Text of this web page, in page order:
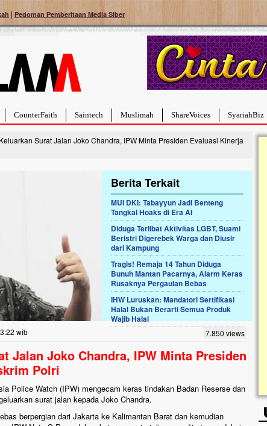
| Pedoman Pemberitaan Media Siber
CounterFaith Saintech Muslimah ShareVoices SyariahBiz
Surat Jalan Joko Chandra, IPW Minta Presiden Evaluasi Kinerja
Berita Terkait
MUI DKI: Tabayyun Jadi Benteng
Tangkal Hoaks di Era AI
Diduga Terlibat Aktivitas LGBT, Suami
Beristri Digerebek Warga dan Diusir
dari Kampung
Tragis! Remaja 14 Tahun Diduga
Bunuh Mantan Pacarnya, Alarm Keras
Rusaknya Pergaulan Bebas
IHW Luruskan: Mandatori Sertifikasi
Halal Bukan Berarti Semua Produk
Wajib Halal
wib 7.850 views
Jalan Joko Chandra, IPW Minta Presiden
Polri
Police Watch (IPW) mengecam keras tindakan Badan Reserse dan
surat jalan kepada Joko Chandra.
berpergian dari Jakarta ke Kalimantan Barat dan kemudian
Hebat Sembuh Dari
Darah
dipenuhi dengan
berat. Meskipun baru
bayi yang imut ini harus
yang dahsyat, yaitu tumor
Lima Tahun Mangkrak, Masjid di
Pelosok ini Mengenaskan. Ayo Bantu.!!
Nasib masjid di Kampung Cilumbu ini sungguh
mengenaskan. Lima tahun mangkrak, kini nyaris
tak berbentuk masjid, dipenuhi rumput liar,
hujan....